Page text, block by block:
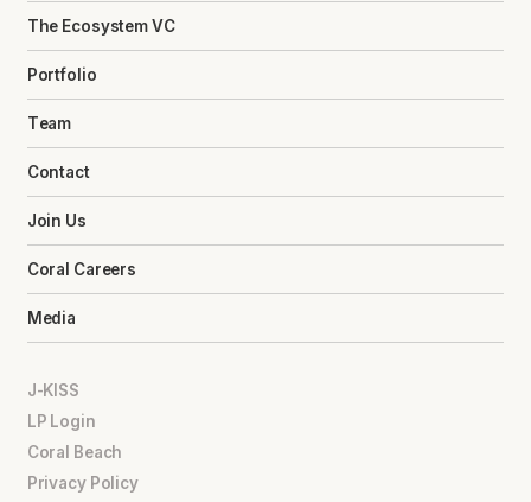
The Ecosystem VC
Portfolio
Team
Contact
Join Us
Coral Careers
Media
J-KISS
LP Login
Coral Beach
Privacy Policy